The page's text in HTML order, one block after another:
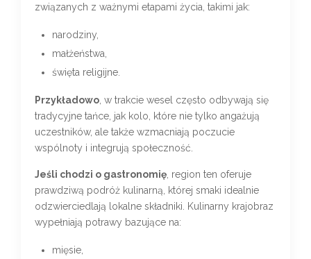
związanych z ważnymi etapami życia, takimi jak:
narodziny,
małżeństwa,
święta religijne.
Przykładowo , w trakcie wesel często odbywają się
tradycyjne tańce, jak kolo, które nie tylko angażują
uczestników, ale także wzmacniają poczucie
wspólnoty i integrują społeczność.
Jeśli chodzi o gastronomię , region ten oferuje
prawdziwą podróż kulinarną, której smaki idealnie
odzwierciedlają lokalne składniki. Kulinarny krajobraz
wypełniają potrawy bazujące na:
mięsie,